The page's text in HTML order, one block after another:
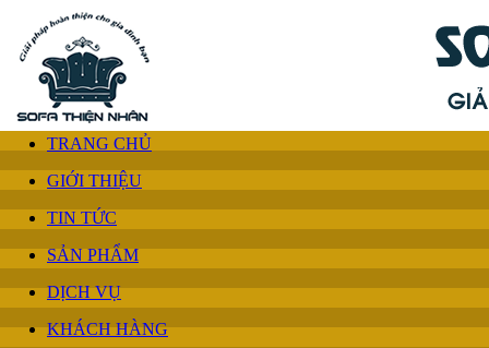
TRANG CHỦ
GIỚI THIỆU
TIN TỨC
SẢN PHẨM
DỊCH VỤ
KHÁCH HÀNG